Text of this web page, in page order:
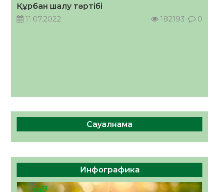
04.08.2026
Құрбан шалу тәртібі
11.07.2022
182193 0
Сауалнама
Инфографика